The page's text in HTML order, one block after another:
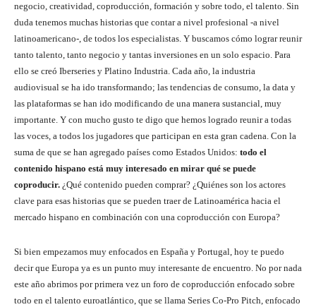
negocio, creatividad, coproducción, formación y sobre todo, el talento. Sin
duda tenemos muchas historias que contar a nivel profesional -a nivel
latinoamericano-, de todos los especialistas. Y buscamos cómo lograr reunir
tanto talento, tanto negocio y tantas inversiones en un solo espacio. Para
ello se creó Iberseries y Platino Industria. Cada año, la industria
audiovisual se ha ido transformando; las tendencias de consumo, la data y
las plataformas se han ido modificando de una manera sustancial, muy
importante. Y con mucho gusto te digo que hemos logrado reunir a todas
las voces, a todos los jugadores que participan en esta gran cadena. Con la
suma de que se han agregado países como Estados Unidos: todo el
contenido hispano está muy interesado en mirar qué se puede
coproducir. ¿Qué contenido pueden comprar? ¿Quiénes son los actores
clave para esas historias que se pueden traer de Latinoamérica hacia el
mercado hispano en combinación con una coproducción con Europa?
Si bien empezamos muy enfocados en España y Portugal, hoy te puedo
decir que Europa ya es un punto muy interesante de encuentro. No por nada
este año abrimos por primera vez un foro de coproducción enfocado sobre
todo en el talento euroatlántico, que se llama Series Co-Pro Pitch, enfocado